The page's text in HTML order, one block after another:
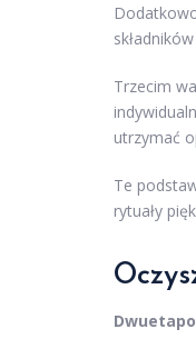
Trzecim
utrzymać
Te
rytuały